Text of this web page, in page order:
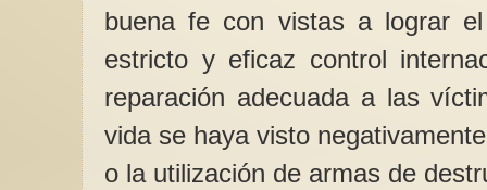
buena fe con vistas a lograr
estricto y eficaz control
reparación adecuada a las
vida se haya visto
o la utilización de armas de